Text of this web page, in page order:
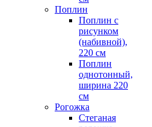
Поплин
Поплин с
рисунком
(набивной),
220 см
Поплин
однотонный,
ширина 220
см
Рогожка
Стеганая